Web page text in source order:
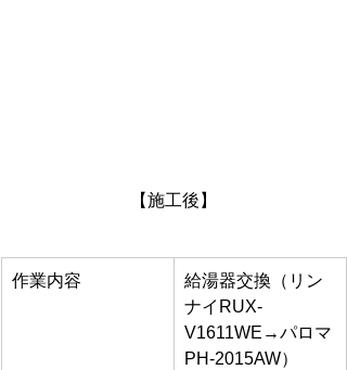
【施工後】
作業内容
給湯器交換（リン
ナイRUX-
V1611WE→パロマ
PH-2015AW）